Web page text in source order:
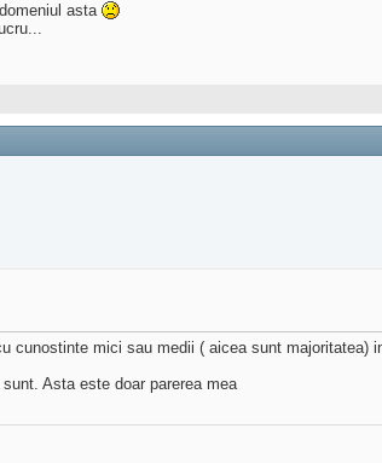
asta
cunostinte mici sau medii ( aicea sunt
Asta este doar parerea mea